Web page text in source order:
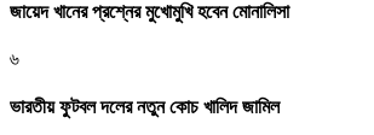
জায়েদ খানের প্রশ্নের মুখোমুখি হবেন মোনালিসা
৬
ভারতীয় ফুটবল দলের নতুন কোচ খালিদ জামিল